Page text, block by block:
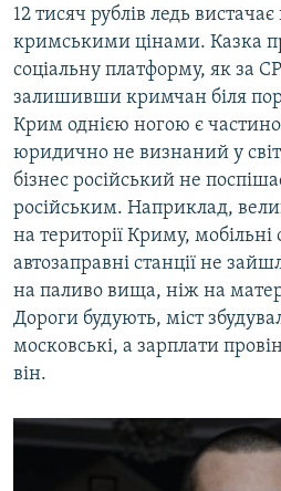
12 тисяч рублів ледь
кримськими цінами. Казка
соціальну платформу, як за
залишивши кримчан біля
Крим однією ногою є
юридично не визнаний у
бізнес російський не
російським. Наприклад,
на території Криму, мобільні
автозаправні станції не
на паливо вища, ніж на
Дороги будують, міст
московські, а зарплати
він.